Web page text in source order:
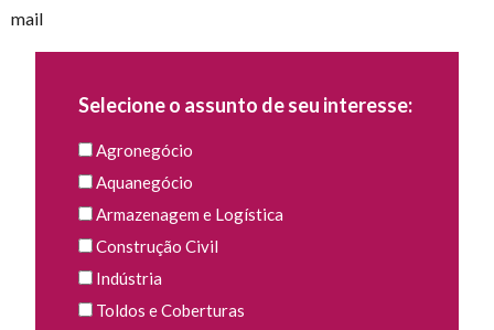
mail
Selecione o assunto de seu interesse:
Agronegócio
Aquanegócio
Armazenagem e Logística
Construção Civil
Indústria
Toldos e Coberturas